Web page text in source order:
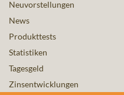
Neuvorstellungen
News
Produkttests
Statistiken
Tagesgeld
Zinsentwicklungen